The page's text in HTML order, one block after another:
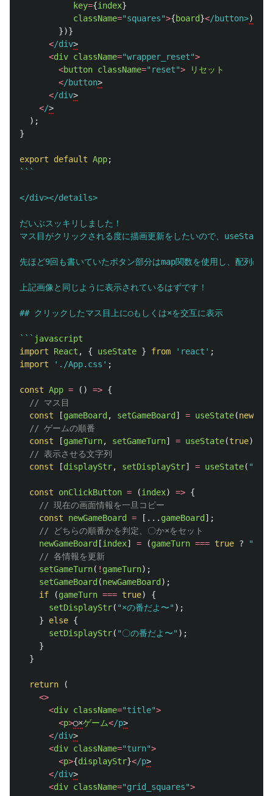
key={index}
className="squares">{board}</button>
})}
</div
<div className="wrapper_reset">
<button className=" reset">
リセット
</button
</div
</
);
}
export default App;
```
</div></details>
だいぶスッキリしました！
マス目がクリックされる度に描画更新をしたいので、useState
先ほど9回も書いていたボタン部分はmap関数を使用し、配列の
上記画像と同じように表示されているはずです！
## クリックしたマス目上に◯もしくは×を交互に表示
``` javascript
import
React , { useState } from ' react ' ;
import
' ./App.css ' ;
const App = () => {
// マス目
const
[gameBoard , setGameBoard ] = useState(new
// ゲームの順番
const
[gameTurn, setGameTurn] = useState(true);
// 表示させる文字列
const
[displayStr, setDisplayStr] = useState( "
const onClickButton = (index) => {
// 現在の画面情報を一旦コピー
const
newGameBoard = [... gameBoard ];
// どちらの順番かを判定、〇か×をセット
newGameBoard [index] = (gameTurn === true ? "
// 各情報を更新
setGameTurn( ! gameTurn);
setGameBoard (newGameBoard );
if
(gameTurn === true)
{
setDisplayStr( "×の番だよ〜" );
}
else {
setDisplayStr( "〇の番だよ〜" );
}
}
return
(
<>
<div className="title">
<p>◯×ゲーム</p
</div
<div className="turn">
<p>{displayStr}</p
</div
<div className="grid_squares">